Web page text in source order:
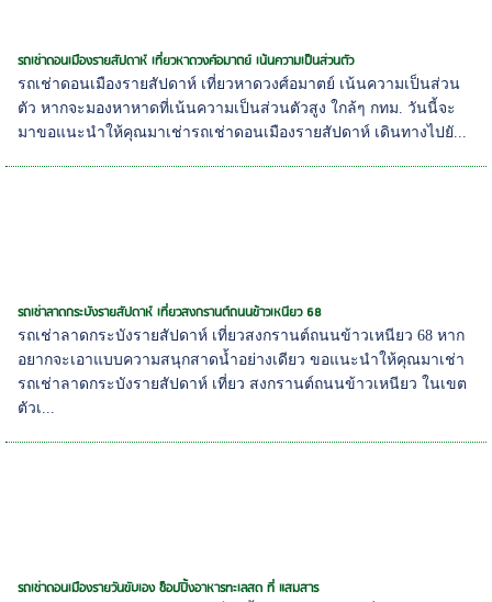
รถเช่าดอนเมืองรายสัปดาห์ เที่ยวหาดวงศ์อมาตย์ เน้นความเป็นส่วนตัว
รถเช่าดอนเมืองรายสัปดาห์ เที่ยวหาดวงศ์อมาตย์ เน้นความเป็นส่วน
ตัว หากจะมองหาหาดที่เน้นความเป็นส่วนตัวสูง ใกล้ๆ กทม. วันนี้จะ
มาขอแนะนำให้คุณมาเช่ารถเช่าดอนเมืองรายสัปดาห์ เดินทางไปยั...
รถเช่าลาดกระบังรายสัปดาห์ เที่ยวสงกรานต์ถนนข้าวเหนียว 68
รถเช่าลาดกระบังรายสัปดาห์ เที่ยวสงกรานต์ถนนข้าวเหนียว 68 หาก
อยากจะเอาแบบความสนุกสาดน้ำอย่างเดียว ขอแนะนำให้คุณมาเช่า
รถเช่าลาดกระบังรายสัปดาห์ เที่ยว สงกรานต์ถนนข้าวเหนียว ในเขต
ตัวเ...
รถเช่าดอนเมืองรายวันขับเอง ช็อปปิ้งอาหารทะเลสด ที่ แสมสาร